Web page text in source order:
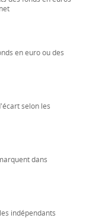
en euro ou des
selon les
dans
indépendants